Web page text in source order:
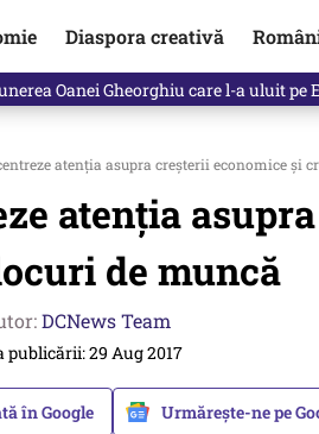
Diaspora creativă
Victoria. Verdictul lui Bogdan
atenția asupra creșterii economice și
atenția
de muncă
DCNews Team
publicării: 29 Aug 2017
în Google Urmărește-ne pe